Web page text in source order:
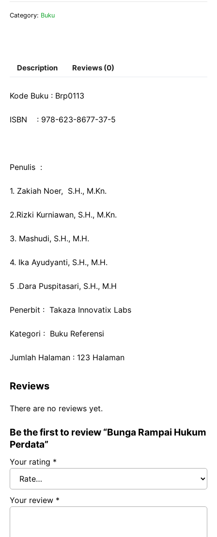
Category: Buku
Description Reviews (0)
Kode Buku : Brp0113
ISBN : 978-623-8677-37-5
Penulis :
1. Zakiah Noer, S.H., M.Kn.
2.Rizki Kurniawan, S.H., M.Kn.
3. Mashudi, S.H., M.H.
4. Ika Ayudyanti, S.H., M.H.
5 .Dara Puspitasari, S.H., M.H
Penerbit : Takaza Innovatix Labs
Kategori : Buku Referensi
Jumlah Halaman : 123 Halaman
Reviews
There are no reviews yet.
Be the first to review “Bunga Rampai Hukum
Perdata”
Your rating *
Your review *